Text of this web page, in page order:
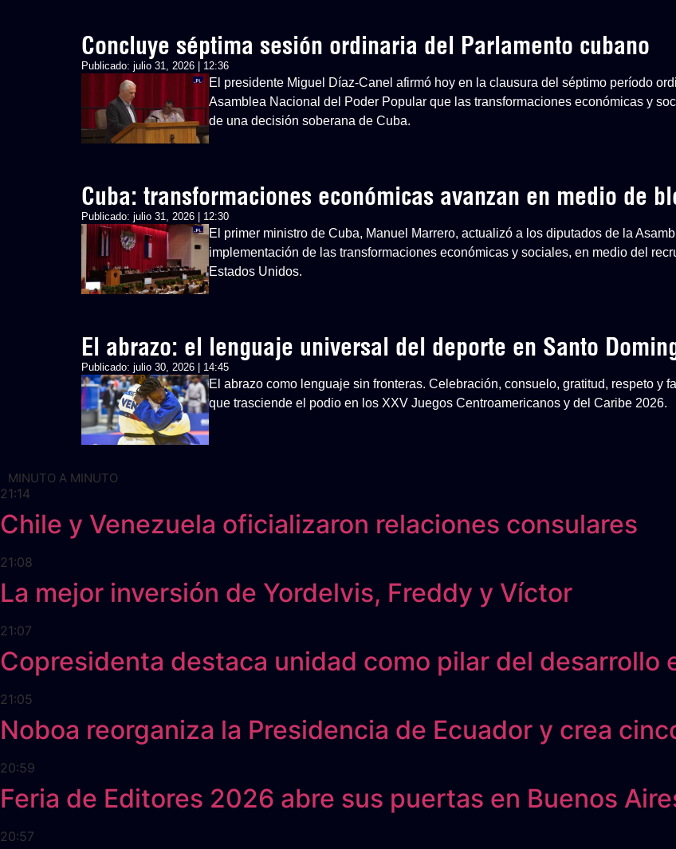
Concluye séptima sesión ordinaria del Parlamento cubano
Publicado: julio 31, 2026 | 12:36
El presidente Miguel Díaz-Canel afirmó hoy en la clausura del séptimo período
Asamblea Nacional del Poder Popular que las transformaciones económicas y
de una decisión soberana de Cuba.
Cuba: transformaciones económicas avanzan en medio de
Publicado: julio 31, 2026 | 12:30
El primer ministro de Cuba, Manuel Marrero, actualizó a los diputados de la
implementación de las transformaciones económicas y sociales, en medio del
Estados Unidos.
El abrazo: el lenguaje universal del deporte en Santo
Publicado: julio 30, 2026 | 14:45
El abrazo como lenguaje sin fronteras. Celebración, consuelo, gratitud, respeto y
que trasciende el podio en los XXV Juegos Centroamericanos y del Caribe 2026.
MINUTO A MINUTO
21:14
Chile y Venezuela oficializaron relaciones consulares
21:08
La mejor inversión de Yordelvis, Freddy y Víctor
21:07
Copresidenta destaca unidad como pilar del desarrollo
21:05
Noboa reorganiza la Presidencia de Ecuador y crea
20:59
Feria de Editores 2026 abre sus puertas en Buenos
20:57